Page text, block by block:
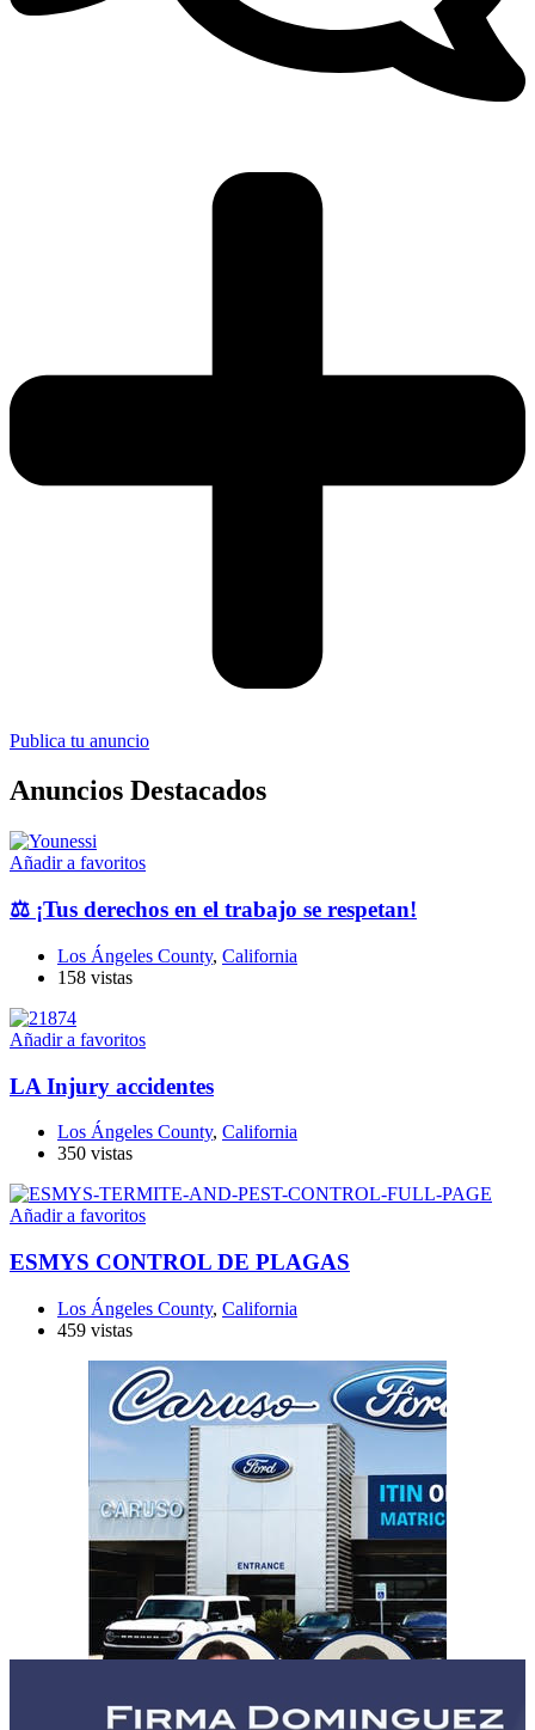
Publica tu anuncio
Anuncios Destacados
Añadir a favoritos
⚖️ ¡Tus derechos en el trabajo se respetan!
Los Ángeles County, California
158 vistas
Añadir a favoritos
LA Injury accidentes
Los Ángeles County, California
350 vistas
Añadir a favoritos
ESMYS CONTROL DE PLAGAS
Los Ángeles County, California
459 vistas